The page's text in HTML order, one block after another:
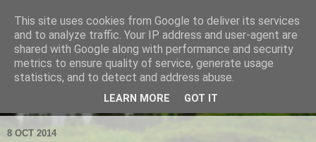
8 OCT 2014
This site uses cookies from Google to deliver its services
and to analyze traffic. Your IP address and user-agent are
shared with Google along with performance and security
metrics to ensure quality of service, generate usage
statistics, and to detect and address abuse.
LEARN MORE GOT IT